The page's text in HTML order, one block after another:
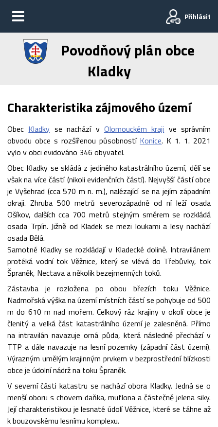
Přihlásit
Povodňový plán obce
Kladky
Charakteristika zájmového území
Obec Kladky se nachází v Olomouckém kraji ve správním
obvodu obce s rozšířenou působností Konice. K 1. 1. 2021
vylo v obci evidováno 346 obyvatel.
Obec Kladky se skládá z jediného katastrálního území, dělí se
však na více částí (nikoli evidenčních částí). Nejvyšší částí obce
je Vyšehrad (cca 570 m n. m.), nalézající se na jejím západním
okraji. Zhruba 500 metrů severozápadně od ní leží osada
Ošíkov, dalších cca 700 metrů stejným směrem se rozkládá
osada Trpín. Jižně od Kladek se mezi loukami a lesy nachází
osada Bělá.
Samotné Kladky se rozkládají v Kladecké dolině. Intravilánem
protéká vodní tok Věžnice, který se vlévá do Třebůvky, tok
Špraněk, Nectava a několik bezejmenných toků.
Zástavba je rozložena po obou březích toku Věžnice.
Nadmořská výška na území místních částí se pohybuje od 500
m do 610 m nad mořem. Celkový ráz krajiny v okolí obce je
členitý a velká část katastrálního území je zalesněná. Přímo
na intravilán navazuje orná půda, která následně přechází v
TTP a dále navazuje na lesní pozemky (západní část území).
Výrazným umělým krajinným prvkem v bezprostřední blízkosti
obce je údolní nádrž na toku Špraněk.
V severní části katastru se nachází obora Kladky. Jedná se o
menší oboru s chovem daňka, muflona a částečně jelena siky.
Její charakteristikou je lesnaté údolí Věžnice, které se táhne až
k bouzovskému lesnímu komplexu.